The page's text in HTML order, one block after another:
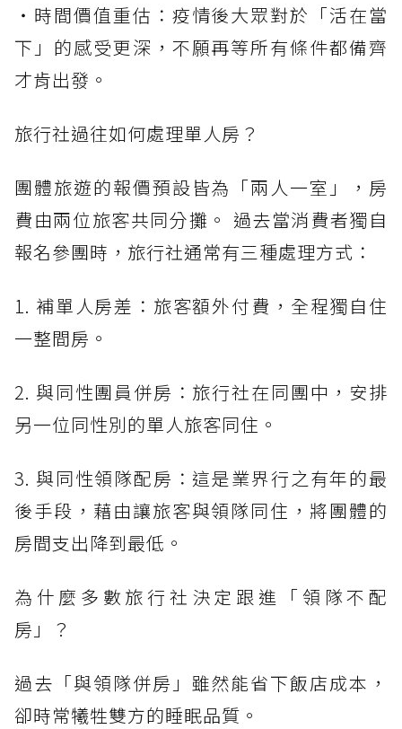
・時間價值重估：疫情後大眾對於「活在當
下」的感受更深，不願再等所有條件都備齊
才肯出發。
旅行社過往如何處理單人房？
團體旅遊的報價預設皆為「兩人一室」，房
費由兩位旅客共同分攤。 過去當消費者獨自
報名參團時，旅行社通常有三種處理方式：
1. 補單人房差：旅客額外付費，全程獨自住
一整間房。
2. 與同性團員併房：旅行社在同團中，安排
另一位同性別的單人旅客同住。
3. 與同性領隊配房：這是業界行之有年的最
後手段，藉由讓旅客與領隊同住，將團體的
房間支出降到最低。
為什麼多數旅行社決定跟進「領隊不配
房」？
過去「與領隊併房」雖然能省下飯店成本，
卻時常犧牲雙方的睡眠品質。